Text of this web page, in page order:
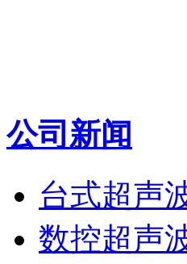
公司新闻
台式超声
数控超声